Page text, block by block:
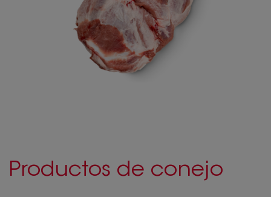
Productos de conejo